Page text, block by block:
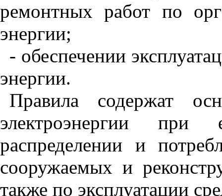
ремонтных работ по
энергии;
- обеспечении
энергии.
Правила содержат
электроэнергии при
распределении и
сооружаемых и
также по эксплуатации